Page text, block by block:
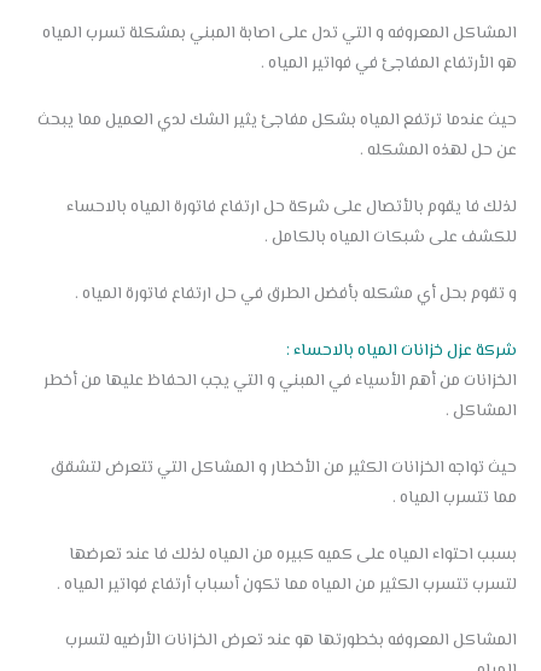
المشاكل المعروفه و التي تدل على اصابة المبني بمشكلة تسرب المياه
هو الأرتفاع المفاجئ في فواتير المياه .
حيث عندما ترتفع المياه بشكل مفاجئ يثير الشك لدي العميل مما يبحث
عن حل لهذه المشكله .
لذلك فا يقوم بالأتصال على شركة حل ارتفاع فاتورة المياه بالاحساء
للكشف على شبكات المياه بالكامل .
و تقوم بحل أي مشكله بأفضل الطرق في حل ارتفاع فاتورة المياه .
شركة عزل خزانات المياه بالاحساء :
الخزانات من أهم الأسياء في المبني و التي يجب الحفاظ عليها من أخطر
المشاكل .
حيث تواجه الخزانات الكثير من الأخطار و المشاكل التي تتعرض لتشقق
مما تتسرب المياه .
بسبب احتواء المياه على كميه كبيره من المياه لذلك فا عند تعرضها
لتسرب تتسرب الكثير من المياه مما تكون أسباب أرتفاع فواتير المياه .
المشاكل المعروفه بخطورتها هو عند تعرض الخزانات الأرضيه لتسرب